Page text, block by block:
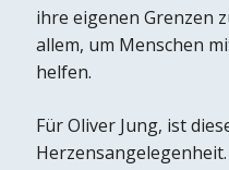
ihre eigenen Grenzen
allem, um Menschen
helfen.
Für Oliver Jung, ist